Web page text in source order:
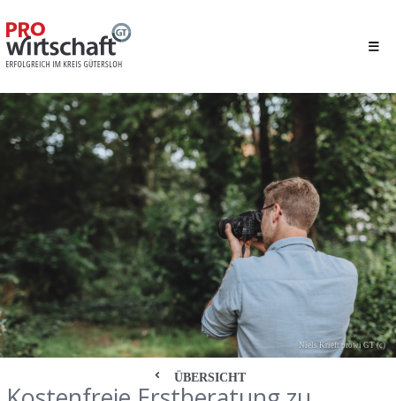
Niels Krieft prowi GT (c)
ÜBERSICHT